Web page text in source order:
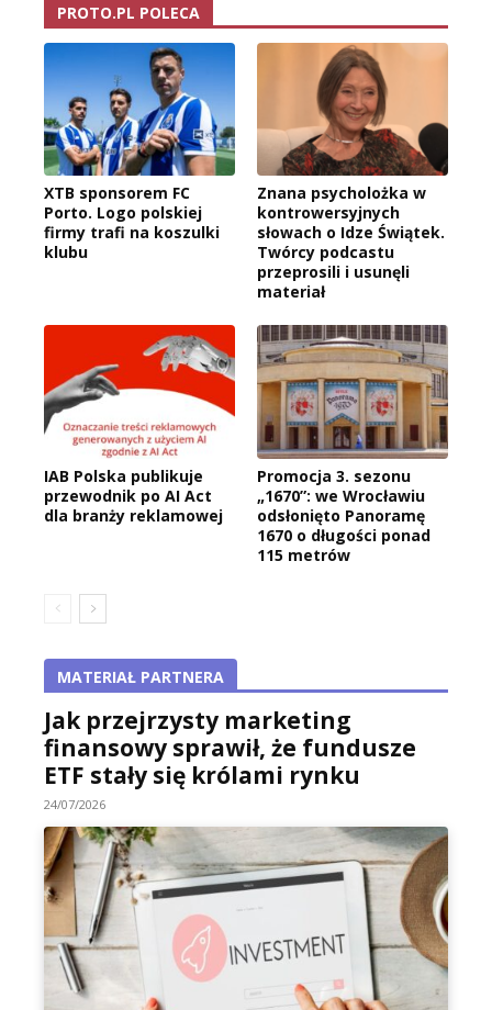
PROTO.PL POLECA
XTB sponsorem FC
Porto. Logo polskiej
firmy trafi na koszulki
klubu
Znana psycholożka w
kontrowersyjnych
słowach o Idze Świątek.
Twórcy podcastu
przeprosili i usunęli
materiał
IAB Polska publikuje
przewodnik po AI Act
dla branży reklamowej
Promocja 3. sezonu
„1670”: we Wrocławiu
odsłonięto Panoramę
1670 o długości ponad
115 metrów
MATERIAŁ PARTNERA
Jak przejrzysty marketing
finansowy sprawił, że fundusze
ETF stały się królami rynku
24/07/2026